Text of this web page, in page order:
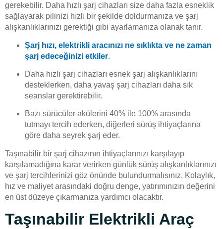
gerekebilir. Daha hızlı şarj cihazları size daha fazla esneklik
sağlayarak pilinizi hızlı bir şekilde doldurmanıza ve şarj
alışkanlıklarınızı gerektiği gibi ayarlamanıza olanak tanır.
Şarj hızı, elektrikli aracınızı ne sıklıkta ve ne zaman
şarj edeceğinizi etkiler.
Daha hızlı şarj cihazları esnek şarj alışkanlıklarını
desteklerken, daha yavaş şarj cihazları daha sık
seanslar gerektirebilir.
Bazı sürücüler akülerini 40% ile 100% arasında
tutmayı tercih ederken, diğerleri sürüş ihtiyaçlarına
göre daha seyrek şarj eder.
Taşınabilir bir şarj cihazının ihtiyaçlarınızı karşılayıp
karşılamadığına karar verirken günlük sürüş alışkanlıklarınızı
ve şarj tercihlerinizi göz önünde bulundurmalısınız. Kolaylık,
hız ve maliyet arasındaki doğru denge, yatırımınızın değerini
en üst düzeye çıkarmanıza yardımcı olacaktır.
Taşınabilir Elektrikli Araç